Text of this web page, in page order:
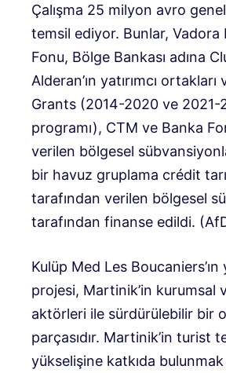
Çalışma 25 milyon avro genel
temsil ediyor. Bunlar, Vadora
Fonu, Bölge Bankası adına
Alderan’ın yatırımcı
Grants (2014-2020 ve 2021-
programı), CTM ve Banka
verilen bölgesel
bir havuz gruplama crédit
tarafından verilen bölgesel
tarafından finanse edildi.
Kulüp Med Les
projesi, Martinik’in kurumsal
aktörleri ile sürdürülebilir bir
parçasıdır. Martinik’in turist
yükselişine katkıda